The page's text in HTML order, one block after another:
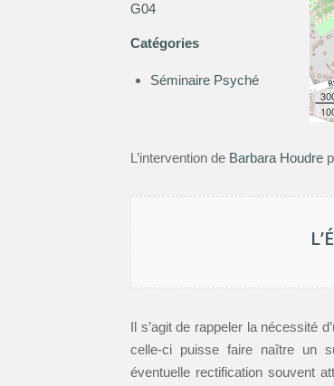
G04
Catégories
Séminaire Psyché
L’intervention de Barbara Houdre
Il s’agit de rappeler la nécessité
celle-ci puisse faire naître un
éventuelle rectification souvent